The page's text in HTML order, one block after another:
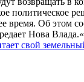
политическое
время. Об этом
Нова
свой